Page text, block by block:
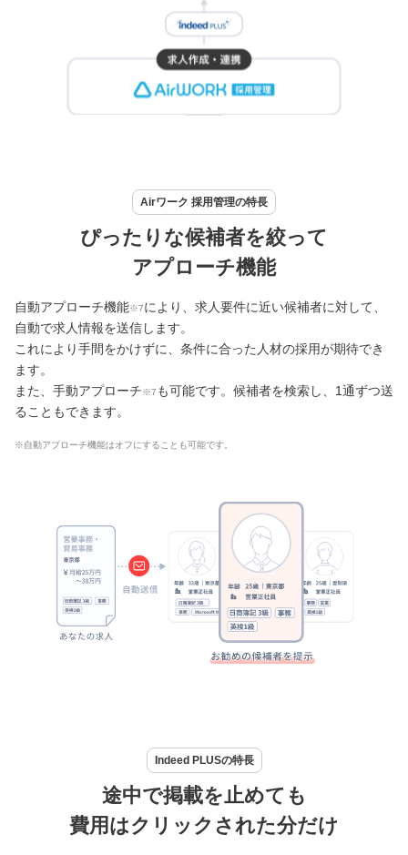
Airワーク 採用管理の特長
ぴったりな候補者を絞って
アプローチ機能
自動アプローチ機能※7により、求人要件に近い候補者に対して、
自動で求人情報を送信します。
これにより手間をかけずに、条件に合った人材の採用が期待でき
ます。
また、手動アプローチ※7 も可能です。候補者を検索し、1通ずつ送
ることもできます。
※自動アプローチ機能はオフにすることも可能です。
Indeed PLUSの特長
途中で掲載を止めても
費用はクリックされた分だけ